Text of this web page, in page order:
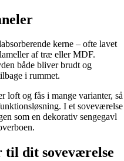
kerne – ofte lavet
af træ eller MDF.
både bliver brudt og
i rummet.
loft og fås i mange varianter, så
I et soveværelse
som en dekorativ sengegavl
til dit soveværelse